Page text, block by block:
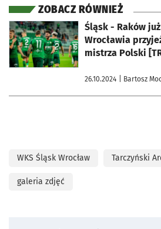
ZOBACZ RÓWNIEŻ
Śląsk - Raków
Wrocławia
mistrza Polski
26.10.2024 | Bartosz
otworzy się w nowej karcie
WKS Śląsk Wrocław Tarczyński
galeria zdjęć